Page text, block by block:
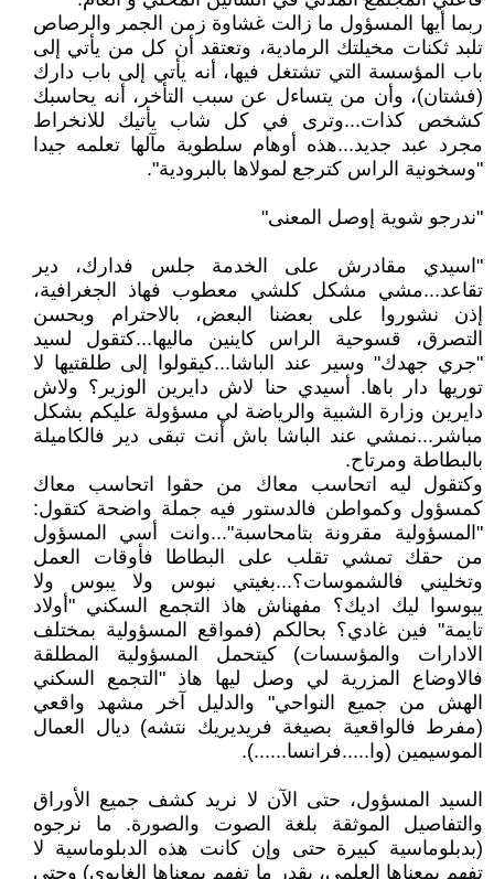
ربما أيها المسؤول ما زالت غشاوة زمن الجمر والرصاص
تلبد ثكنات مخيلتك الرمادية، وتعتقد أن كل من يأتي إلى
باب المؤسسة التي تشتغل فيها، أنه يأتي إلى باب دارك
(فشتان)، وأن من يتساءل عن سبب التأخر، أنه يحاسبك
كشخص كذات...وترى في كل شاب يأتيك للانخراط
مجرد عبد جديد...هذه أوهام سلطوية مآلها تعلمه جيدا
"وسخونية الراس كترجع لمولاها بالبرودية".
"ندرجو شوية إوصل المعنى"
"اسيدي مقادرش على الخدمة جلس فدارك، دير
تقاعد...مشي مشكل كلشي معطوب فهاذ الجغرافية،
إذن نشوروا على بعضنا البعض، بالاحترام وبحسن
التصرق، قسوحية الراس كاينين ماليها...كتقول لسيد
"جري جهدك" وسير عند الباشا...كيقولوا إلى طلقتيها لا
توريها دار باها. أسيدي حنا لاش دايرين الوزير؟ ولاش
دايرين وزارة الشبية والرياضة لي مسؤولة عليكم بشكل
مباشر...نمشي عند الباشا باش أنت تبقى دير فالكاميلة
بالبطاطة ومرتاح.
وكتقول ليه اتحاسب معاك من حقوا اتحاسب معاك
كمسؤول وكمواطن فالدستور فيه جملة واضحة كتقول:
"المسؤولية مقرونة بتامحاسبة"...وانت أسي المسؤول
من حقك تمشي تقلب على البطاطا فأوقات العمل
وتخليني فالشموسات؟...بغيتي نبوس ولا يبوس ولا
يبوسوا ليك اديك؟ مفهناش هاذ التجمع السكني "أولاد
تايمة" فين غادي؟ بحالكم (فمواقع المسؤولية بمختلف
الادارات والمؤسسات) كيتحمل المسؤولية المطلقة
فالاوضاع المزرية لي وصل ليها هاذ "التجمع السكني
الهش من جميع النواحي" والدليل آخر مشهد واقعي
(مفرط فالواقعية بصيغة فريديريك نتشه) ديال العمال
الموسيمين (وا.....فرانسا......).
السيد المسؤول، حتى الآن لا نريد كشف جميع الأوراق
والتفاصيل الموثقة بلغة الصوت والصورة. ما نرجوه
(بدبلوماسية كبيرة حتى وإن كانت هذه الدبلوماسية لا
تفهم بمعناها العلمي، بقدر ما تفهم بمعناها الغابوي) وحتى